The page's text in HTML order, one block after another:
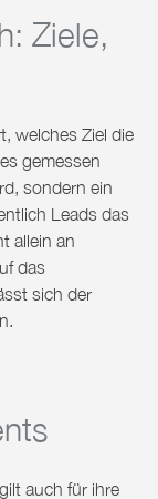
Ziele,
welches Ziel die
gemessen
sondern ein
Leads das
allein an
das
sich der
auch für ihre